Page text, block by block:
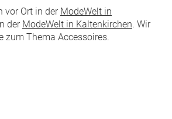
vor Ort in der ModeWelt in
der ModeWelt in Kaltenkirchen. Wir
zum Thema Accessoires.